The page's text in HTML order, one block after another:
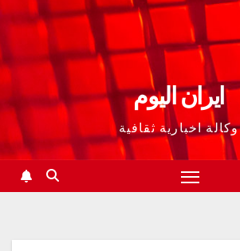
ايران اليوم
وكالة اخبارية ثقافية